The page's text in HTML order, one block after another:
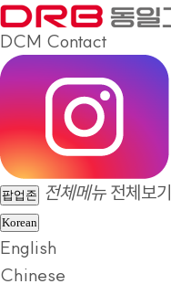
DCM Contact
팝업존 전체메뉴 전체보기
Korean
English
Chinese